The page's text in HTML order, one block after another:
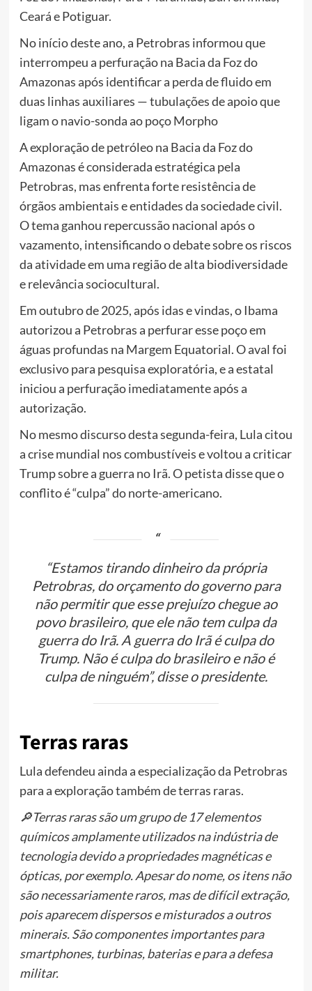
Ceará e Potiguar.
No início deste ano, a Petrobras informou que
interrompeu a perfuração na Bacia da Foz do
Amazonas após identificar a perda de fluido em
duas linhas auxiliares — tubulações de apoio que
ligam o navio-sonda ao poço Morpho
A exploração de petróleo na Bacia da Foz do
Amazonas é considerada estratégica pela
Petrobras, mas enfrenta forte resistência de
órgãos ambientais e entidades da sociedade civil.
O tema ganhou repercussão nacional após o
vazamento, intensificando o debate sobre os riscos
da atividade em uma região de alta biodiversidade
e relevância sociocultural.
Em outubro de 2025, após idas e vindas, o Ibama
autorizou a Petrobras a perfurar esse poço em
águas profundas na Margem Equatorial. O aval foi
exclusivo para pesquisa exploratória, e a estatal
iniciou a perfuração imediatamente após a
autorização.
No mesmo discurso desta segunda-feira, Lula citou
a crise mundial nos combustíveis e voltou a criticar
Trump sobre a guerra no Irã. O petista disse que o
conflito é “culpa” do norte-americano.
“Estamos tirando dinheiro da própria
Petrobras, do orçamento do governo para
não permitir que esse prejuízo chegue ao
povo brasileiro, que ele não tem culpa da
guerra do Irã. A guerra do Irã é culpa do
Trump. Não é culpa do brasileiro e não é
culpa de ninguém”, disse o presidente.
Terras raras
Lula defendeu ainda a especialização da Petrobras
para a exploração também de terras raras.
🔎Terras raras são um grupo de 17 elementos
químicos amplamente utilizados na indústria de
tecnologia devido a propriedades magnéticas e
ópticas, por exemplo. Apesar do nome, os itens não
são necessariamente raros, mas de difícil extração,
pois aparecem dispersos e misturados a outros
minerais. São componentes importantes para
smartphones, turbinas, baterias e para a defesa
militar.